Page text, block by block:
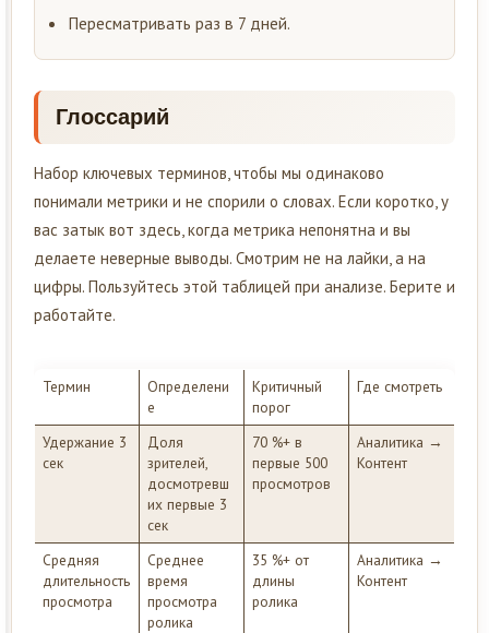
Пересматривать раз в 7 дней.
Глоссарий
Набор ключевых терминов, чтобы мы одинаково
понимали метрики и не спорили о словах. Если коротко, у
вас затык вот здесь, когда метрика непонятна и вы
делаете неверные выводы. Смотрим не на лайки, а на
цифры. Пользуйтесь этой таблицей при анализе. Берите и
работайте.
Термин
Определени
е
Критичный
порог
Где смотреть
Удержание 3
сек
Доля
зрителей,
досмотревш
их первые 3
сек
70 %+ в
первые 500
просмотров
Аналитика →
Контент
Средняя
длительность
просмотра
Среднее
время
просмотра
ролика
35 %+ от
длины
ролика
Аналитика →
Контент